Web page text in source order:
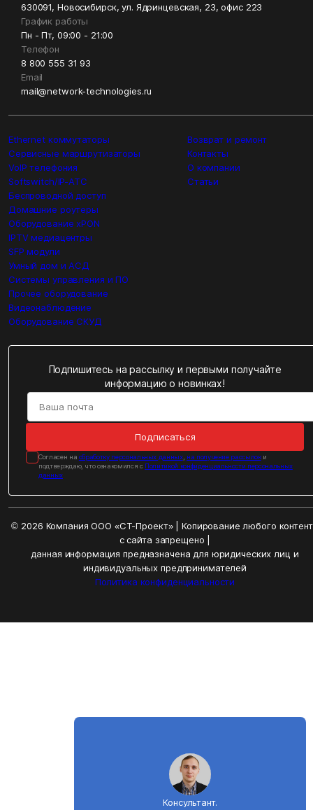
630091, Новосибирск, ул. Ядринцевская, 23, офис 223
График работы
Пн - Пт, 09:00 - 21:00
Телефон
8 800 555 31 93
Email
mail@network-technologies.ru
Ethernet коммутаторы
Сервисные маршрутизаторы
VoIP телефония
Softswitch/IP-ATC
Беспроводной доступ
Домашние роутеры
Оборудование xPON
IPTV медиацентры
SFP модули
Умный дом и АСД
Системы управления и ПО
Прочее оборудование
Видеонаблюдение
Оборудование СКУД
Возврат и ремонт
Контакты
О компании
Статьи
Подпишитесь на рассылку и первыми получайте
информацию о новинках!
Подписаться
Cогласен на обработку персональных данных, на получение рассылоки
подтверждаю, что ознакомился с Политикой конфиденциальности персональных
данных
© 2026 Компания ООО «СТ-Проект» | Копирование любого
с сайта запрещено |
данная информация предназначена для юридических лиц и
индивидуальных предпринимателей
Политика конфиденциальности
Консультант.